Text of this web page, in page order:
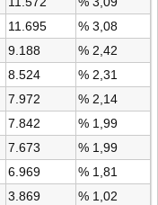
11.695
% 3,08
9.188
% 2,42
8.524
% 2,31
7.972
% 2,14
7.842
% 1,99
7.673
% 1,99
6.969
% 1,81
3.869
% 1,02